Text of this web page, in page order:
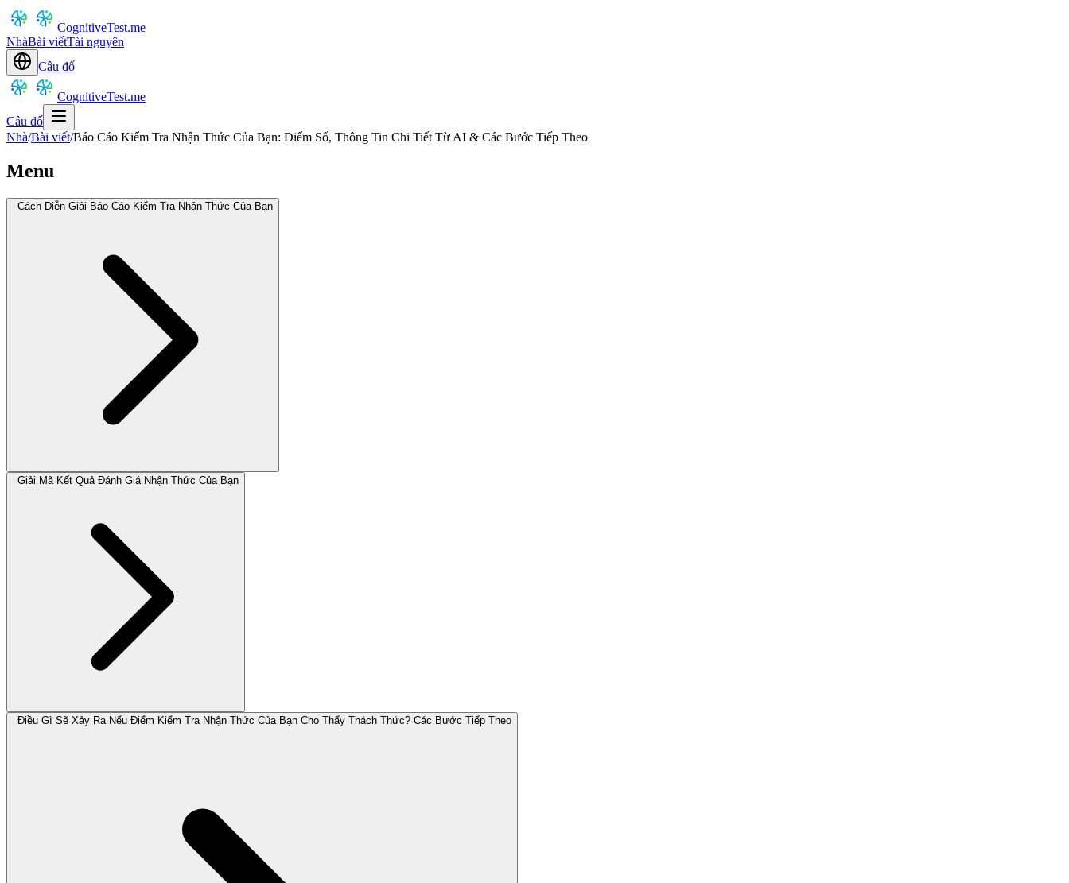
CognitiveTest.me
NhàBài viếtTài nguyên
Câu đố
CognitiveTest.me
Câu đố
Nhà/Bài viết/Báo Cáo Kiểm Tra Nhận Thức Của Bạn: Điểm Số, Thông Tin Chi Tiết Từ AI & Các Bước Tiếp Theo
Menu
Cách Diễn Giải Báo Cáo Kiểm Tra Nhận Thức Của Bạn
Giải Mã Kết Quả Đánh Giá Nhận Thức Của Bạn
Điều Gì Sẽ Xảy Ra Nếu Điểm Kiểm Tra Nhận Thức Của Bạn Cho Thấy Thách Thức? Các Bước Tiếp Theo